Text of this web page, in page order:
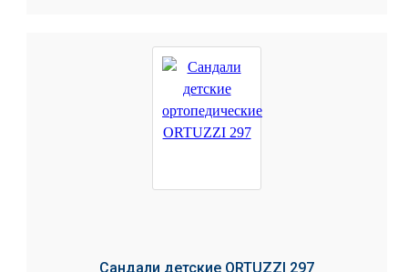
Сандали детские ORTUZZI 297